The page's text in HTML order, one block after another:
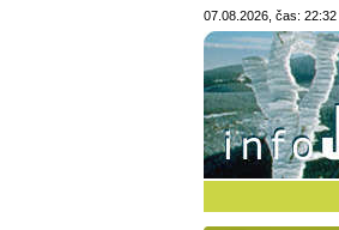
07.08.2026, čas: 22:32